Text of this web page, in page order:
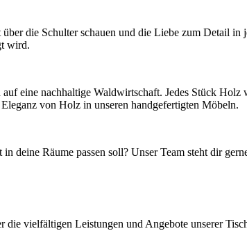
die Schulter schauen und die Liebe zum Detail
wird.
eine nachhaltige Waldwirtschaft. Jedes Stück
von Holz in unseren handgefertigten Möbeln.
deine Räume passen soll? Unser Team steht dir
vielfältigen Leistungen und Angebote unserer